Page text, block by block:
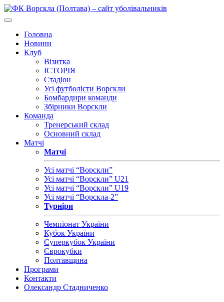
Головна
Новини
Клуб
Візитка
ІСТОРІЯ
Стадіон
Усі футболісти Ворскли
Бомбардири команди
Збірники Ворскли
Команда
Тренерський склад
Основний склад
Матчі
Матчі
Усі матчі “Ворскли”
Усі матчі “Ворскли” U21
Усі матчі “Ворскли” U19
Усі матчі “Ворскла-2”
Турніри
Чемпіонат України
Кубок України
Суперкубок України
Єврокубки
Полтавщина
Програми
Контакти
Олександр Стадниченко